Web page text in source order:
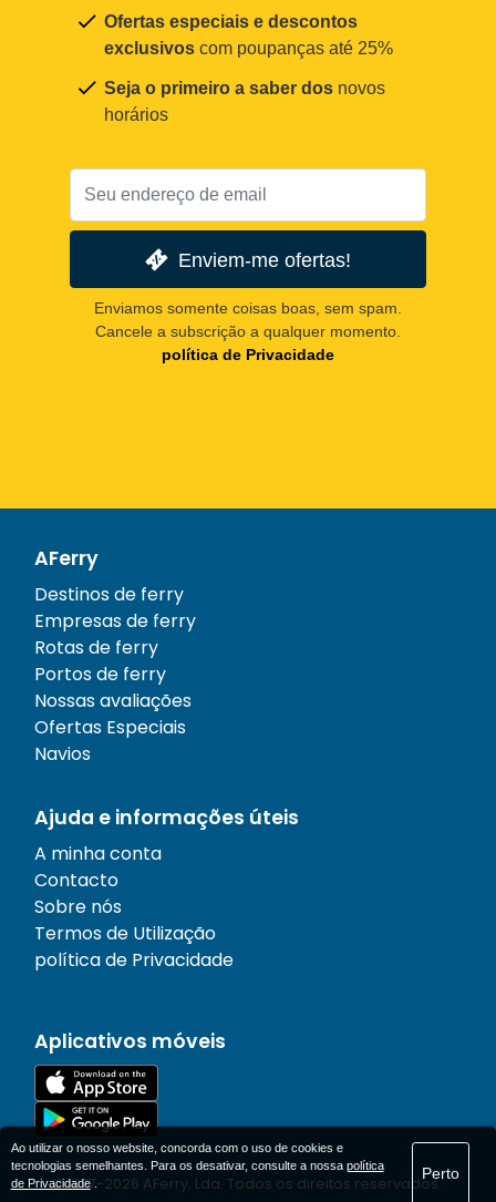
Ofertas especiais e descontos
exclusivos com poupanças até 25%
Seja o primeiro a saber dos novos
horários
Enviem-me ofertas!
Enviamos somente coisas boas, sem spam.
Cancele a subscrição a qualquer momento.
política de Privacidade
AFerry
Destinos de ferry
Empresas de ferry
Rotas de ferry
Portos de ferry
Nossas avaliações
Ofertas Especiais
Navios
Ajuda e informações úteis
A minha conta
Contacto
Sobre nós
Termos de Utilização
política de Privacidade
Aplicativos móveis
© 1977-2026 AFerry, Lda. Todos os direitos reservados..
Ao utilizar o nosso website, concorda com o uso de cookies e
tecnologias semelhantes. Para os desativar, consulte a nossa política
de Privacidade.
Perto